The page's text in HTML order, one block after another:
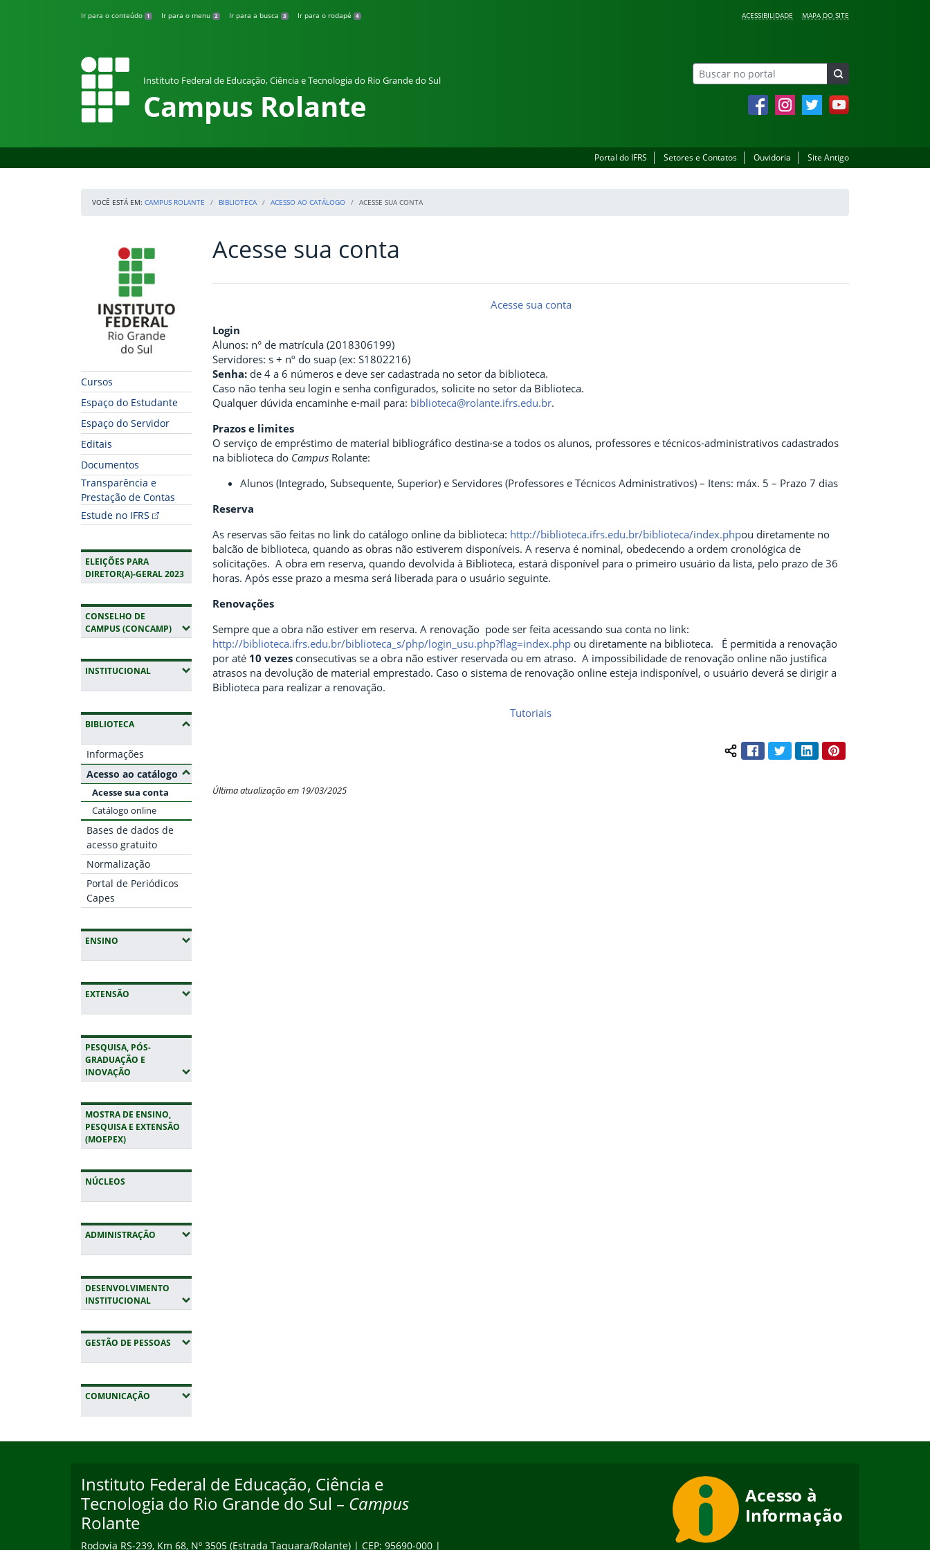
Ir para o conteúdo 1 Ir para o menu 2 Ir para a busca 3 Ir para o rodapé 4 ACESSIBILIDADE MAPA DO SITE
Instituto Federal de Educação, Ciência e Tecnologia do Rio Grande do Sul
Campus Rolante FacebookInstagramTwitter YouTube
Portal do IFRS Setores e Contatos Ouvidoria Site Antigo
VOCÊ ESTÁ EM: CAMPUS ROLANTE BIBLIOTECA ACESSO AO CATÁLOGO ACESSE SUA CONTA
Início da navegação
Cursos
Espaço do Estudante
Espaço do Servidor
Editais
Documentos
Transparência e
Prestação de Contas
Estude no IFRS
ELEIÇÕES PARA
DIRETOR(A)-GERAL 2023
CONSELHO DE
CAMPUS (CONCAMP)(EXPANDIR SUBMENUS)
INSTITUCIONAL(EXPANDIR SUBMENUS)
BIBLIOTECA(OCULTAR SUBMENUS)
Informações
Acesso ao catálogo (Ocultar submenus)
Acesse sua conta
Catálogo online
Bases de dados de
acesso gratuito
Normalização
Portal de Periódicos
Capes
ENSINO (EXPANDIR SUBMENUS)
EXTENSÃO (EXPANDIR SUBMENUS)
PESQUISA, PÓS-
GRADUAÇÃO E
INOVAÇÃO (EXPANDIR SUBMENUS)
MOSTRA DE ENSINO,
PESQUISA E EXTENSÃO
(MOEPEX)
NÚCLEOS
ADMINISTRAÇÃO (EXPANDIR SUBMENUS)
DESENVOLVIMENTO
INSTITUCIONAL(EXPANDIR SUBMENUS)
GESTÃO DE PESSOAS (EXPANDIR SUBMENUS)
COMUNICAÇÃO (EXPANDIR SUBMENUS)
Início do conteúdo
Acesse sua conta
Acesse sua conta
Login
Alunos: n° de matrícula (2018306199)
Servidores: s + nº do suap (ex: S1802216)
Senha: de 4 a 6 números e deve ser cadastrada no setor da biblioteca.
Caso não tenha seu login e senha configurados, solicite no setor da Biblioteca.
Qualquer dúvida encaminhe e-mail para: biblioteca@rolante.ifrs.edu.br.
Prazos e limites
O serviço de empréstimo de material bibliográfico destina-se a todos os alunos, professores e técnicos-administrativos cadastrados
na biblioteca do Campus Rolante:
Alunos (Integrado, Subsequente, Superior) e Servidores (Professores e Técnicos Administrativos) – Itens: máx. 5 – Prazo 7 dias
Reserva
As reservas são feitas no link do catálogo online da biblioteca: http://biblioteca.ifrs.edu.br/biblioteca/index.phpou diretamente no
balcão de biblioteca, quando as obras não estiverem disponíveis. A reserva é nominal, obedecendo a ordem cronológica de
solicitações. A obra em reserva, quando devolvida à Biblioteca, estará disponível para o primeiro usuário da lista, pelo prazo de 36
horas. Após esse prazo a mesma será liberada para o usuário seguinte.
Renovações
Sempre que a obra não estiver em reserva. A renovação pode ser feita acessando sua conta no link:
http://biblioteca.ifrs.edu.br/biblioteca_s/php/login_usu.php?flag=index.php ou diretamente na biblioteca. É permitida a renovação
por até 10 vezes consecutivas se a obra não estiver reservada ou em atraso. A impossibilidade de renovação online não justifica
atrasos na devolução de material emprestado. Caso o sistema de renovação online esteja indisponível, o usuário deverá se dirigir a
Biblioteca para realizar a renovação.
Tutoriais
Compartilhar conteúdo:
FacebookTwitterLinkedInPinterest
Última atualização em 19/03/2025
Endereço
Instituto Federal de Educação, Ciência e
Tecnologia do Rio Grande do Sul – Campus
Rolante
Rodovia RS-239, Km 68, Nº 3505 (Estrada Taquara/Rolante) | CEP: 95690-000 |